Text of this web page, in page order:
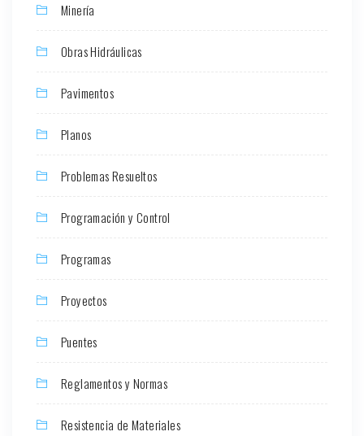
Minería
Obras Hidráulicas
Pavimentos
Planos
Problemas Resueltos
Programación y Control
Programas
Proyectos
Puentes
Reglamentos y Normas
Resistencia de Materiales